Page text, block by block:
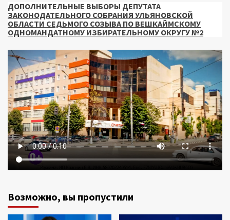
ДОПОЛНИТЕЛЬНЫЕ ВЫБОРЫ ДЕПУТАТА
ЗАКОНОДАТЕЛЬНОГО СОБРАНИЯ УЛЬЯНОВСКОЙ
ОБЛАСТИ СЕДЬМОГО СОЗЫВА ПО ВЕШКАЙМСКОМУ
ОДНОМАНДАТНОМУ ИЗБИРАТЕЛЬНОМУ ОКРУГУ №2
Возможно, вы пропустили